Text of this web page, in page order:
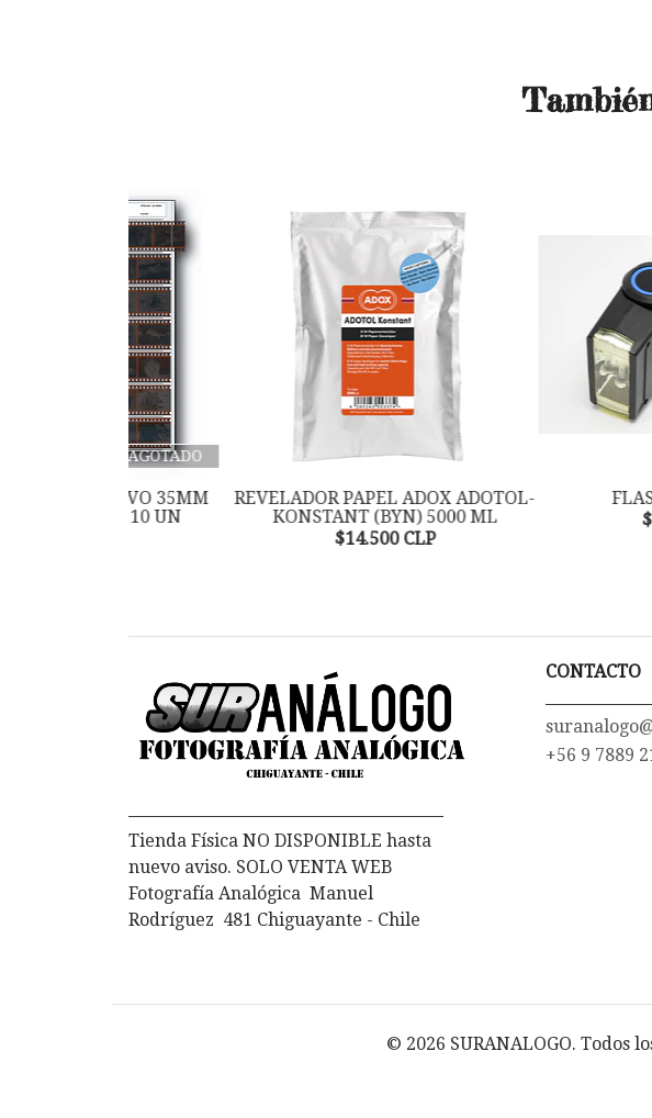
REVELADOR PAPEL ADOX ADOTOL-
KONSTANT (BYN) 5000 ML
FLASH TRON S-
Tienda Física NO DISPONIBLE hasta
nuevo aviso. SOLO VENTA WEB
Fotografía Analógica Manuel
Rodríguez 481 Chiguayante - Chile
CONTACTO
+56 9 7889
© 2026 SURANALOGO. Todos